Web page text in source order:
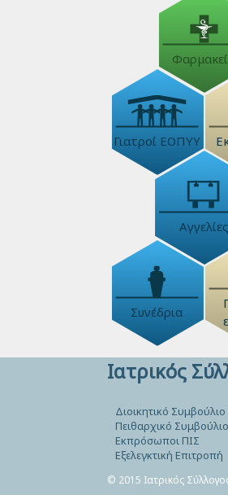
Γιατροί ΕΟΠΥΥ
Αγγελίες
Συνέδρια
Ιατρικός
Διοικητικό Συμβούλιο
Πειθαρχικό Συμβούλιο
Εκπρόσωποι ΠΙΣ
Εξελεγκτική Επιτροπή
© 2015 Ιατρικός